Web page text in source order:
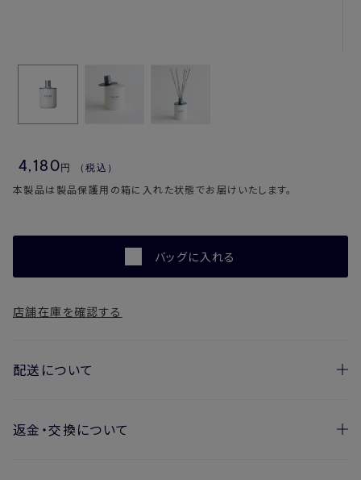
4,180円 （税込）
本製品は製品保護用の箱に入れた状態でお届けいたします。
バッグに入れる
店舗在庫を確認する
配送について
お届け日の目安
返金・交換について